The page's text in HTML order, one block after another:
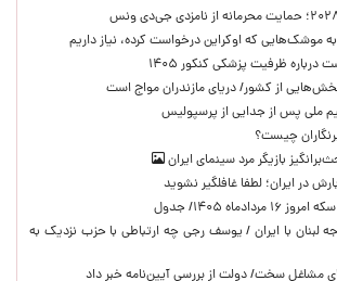
موشک‌هایی که اوکراین درخواست کرده، نیاز داریم
ظرفیت پزشکی کنکور ۱۴۰۵
از کشور/ دریای مازندران مواج است
ملی پس از جدایی از پرسپولیس
چیست؟
بازیگر مرد سینمای ایران
در ایران؛ لطفا غافلگیر نشوید
۱۴۰۵/ جدول
لبنان با ایران / یوسف رجی چه ارتباطی با حزب نزدیک به
مشاغل سخت/ دولت از بررسی آیین‌نامه خبر داد